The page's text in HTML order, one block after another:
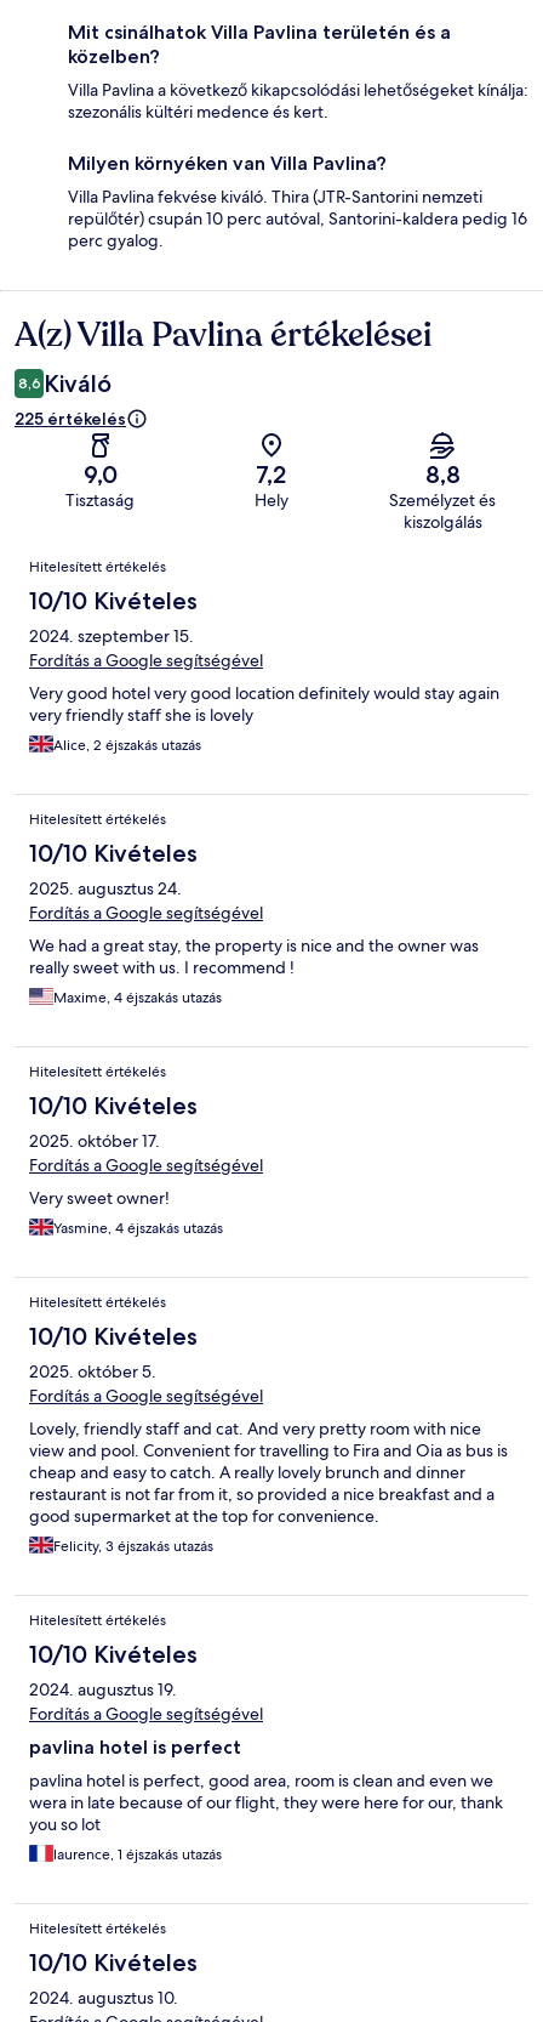
Mit csinálhatok Villa Pavlina területén és a
közelben?
Villa Pavlina a következő kikapcsolódási lehetőségeket kínálja:
szezonális kültéri medence és kert.
Milyen környéken van Villa Pavlina?
Villa Pavlina fekvése kiváló. Thira (JTR-Santorini nemzeti
repülőtér) csupán 10 perc autóval, Santorini-kaldera pedig 16
perc gyalog.
Értékelések
A(z) Villa Pavlina értékelései
8,6 Kiváló
225 értékelés
9,0
Tisztaság
7,2
Hely
8,8
Személyzet és
kiszolgálás
Értékelések
Hitelesített értékelés
10/10 Kivételes
2024. szeptember 15.
Fordítás a Google segítségével
Very good hotel very good location definitely would stay again
very friendly staff she is lovely
Alice, 2 éjszakás utazás
Hitelesített értékelés
10/10 Kivételes
2025. augusztus 24.
Fordítás a Google segítségével
We had a great stay, the property is nice and the owner was
really sweet with us. I recommend !
Maxime, 4 éjszakás utazás
Hitelesített értékelés
10/10 Kivételes
2025. október 17.
Fordítás a Google segítségével
Very sweet owner!
Yasmine, 4 éjszakás utazás
Hitelesített értékelés
10/10 Kivételes
2025. október 5.
Fordítás a Google segítségével
Lovely, friendly staff and cat. And very pretty room with nice
view and pool. Convenient for travelling to Fira and Oia as bus is
cheap and easy to catch. A really lovely brunch and dinner
restaurant is not far from it, so provided a nice breakfast and a
good supermarket at the top for convenience.
Felicity, 3 éjszakás utazás
Hitelesített értékelés
10/10 Kivételes
2024. augusztus 19.
Fordítás a Google segítségével
pavlina hotel is perfect
pavlina hotel is perfect, good area, room is clean and even we
wera in late because of our flight, they were here for our, thank
you so lot
laurence, 1 éjszakás utazás
Hitelesített értékelés
10/10 Kivételes
2024. augusztus 10.